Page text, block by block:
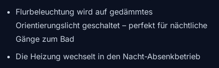
Flurbeleuchtung wird auf gedämmtes
Orientierungslicht geschaltet – perfekt für nächtliche
Gänge zum Bad
Die Heizung wechselt in den Nacht-Absenkbetrieb